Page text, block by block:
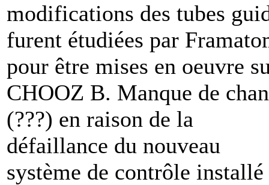
modifications des tubes
furent étudiées par
pour être mises en oeuvre
CHOOZ B. Manque de
(???) en raison de la
défaillance du nouveau
système de contrôle installé